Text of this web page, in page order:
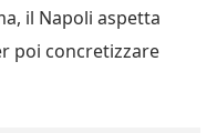
il Napoli aspetta
poi concretizzare